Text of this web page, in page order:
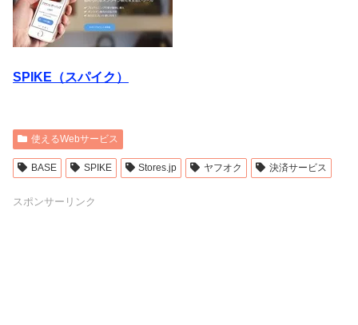
SPIKE（スパイク）
使えるWebサービス
BASE SPIKE Stores.jp ヤフオク 決済サービス
スポンサーリンク